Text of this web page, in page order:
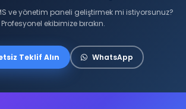
ve yönetim paneli geliştirmek mi istiyorsunuz?
Profesyonel ekibimize bırakın.
Teklif Alın WhatsApp